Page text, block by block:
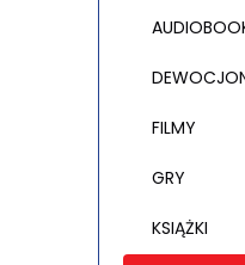
FILMY
GRY
KSIĄŻKI